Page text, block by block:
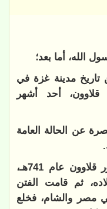
الله، أما بعد؛
تاريخ مدينة غزة في
أحد أشهر
عن الحالة العامة
لما مات محمد بن الملك المنصور قلاوون عام 741هـ،
ثم قامت الفتن
مصر والشام، فخلع